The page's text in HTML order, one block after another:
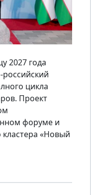
2027 года
российский
цикла
Проект
форуме и
«Новый